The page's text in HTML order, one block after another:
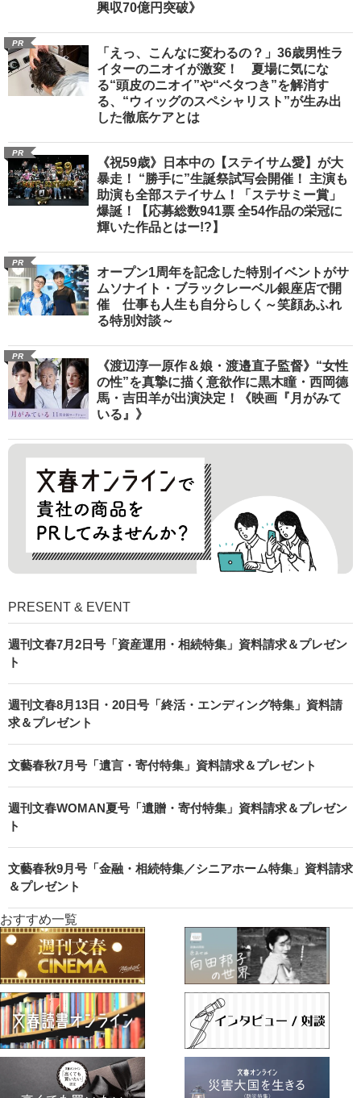
興収70億円突破》
PR
「えっ、こんなに変わるの？」36歳男性ラ
イターのニオイが激変！ 夏場に気にな
る“頭皮のニオイ”や“ベタつき”を解消す
る、“ウィッグのスペシャリスト”が生み出
した徹底ケアとは
PR
《祝59歳》日本中の【ステイサム愛】が大
暴走！ “勝手に”生誕祭試写会開催！ 主演も
助演も全部ステイサム！「ステサミー賞」
爆誕！【応募総数941票 全54作品の栄冠に
輝いた作品とはー!?】
PR
オープン1周年を記念した特別イベントがサ
ムソナイト・ブラックレーベル銀座店で開
催 仕事も人生も自分らしく～笑顔あふれ
る特別対談～
PR
《渡辺淳一原作＆娘・渡邉直子監督》“女性
の性”を真摯に描く意欲作に黒木瞳・西岡德
馬・吉田羊が出演決定！《映画『月がみて
いる』》
PRESENT & EVENT
週刊文春7月2日号「資産運用・相続特集」資料請求＆プレゼン
ト
週刊文春8月13日・20日号「終活・エンディング特集」資料請
求＆プレゼント
文藝春秋7月号「遺言・寄付特集」資料請求＆プレゼント
週刊文春WOMAN夏号「遺贈・寄付特集」資料請求＆プレゼン
ト
文藝春秋9月号「金融・相続特集／シニアホーム特集」資料請求
＆プレゼント
おすすめ一覧